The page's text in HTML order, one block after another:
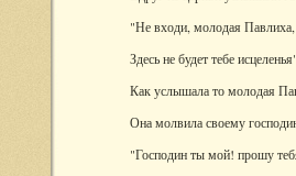
"Не входи, молодая Павлиха,
Здесь не будет тебе
Как услышала то молодая
Она молвила своему
"Господин ты мой! прошу